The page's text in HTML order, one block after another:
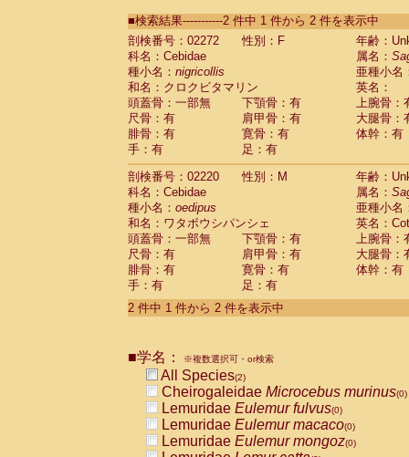
CebidaeSaguinus labiatus(0)
Cebidae Saguinus leucopus (0)
Cebidae
CebidaeSaguinus mystax
CebidaeSaguinus nigricollis (1)
Cebidae Saguinus oedipus
Cebidae Saguinus weddelli
Cebidae Saguinusspp.
Cebidae Aotus trivirgatus
Cebidae Cebus albifrons
Cebidae
Cebidae
CebidaeCebus nigrivittatus
Cebidae Cebusspp.(0)
Cebidae Saimiri boliviensis
Cebidae Saimiri sciureus
Atelidae Alouatta caraya
AtelidaeAlouatta fusca
AtelidaeAlouatta seniculus
AtelidaeAteles belzebuth
AtelidaeAteles geoffroyi
AtelidaeAteles paniscus(0)
AtelidaeAtelesspp. (0)
AtelidaeLagothrix lagothricha
AtelidaeLagothrix lagothricha cana
PitheciidaeCacajao calvus
■検索結果-----------2 件中 1 件から 2 件を表示中
剖検番号：02272
性別：F
年齢：
科名：Cebidae
属名：
種小名： nigricollis
亜種小名
和名：クロクビタマリン
英名：
頭蓋骨：一部無
下顎骨：有
上腕骨：
尺骨：有
肩甲骨：有
大腿骨：
腓骨：有
寛骨：有
体幹：有
手：有
足：有
剖検番号：02220
性別：M
年齢：
科名：Cebidae
属名：
種小名： oedipus
亜種小名
和名：ワタボウシパンシェ
英名：
頭蓋骨：一部無
下顎骨：有
上腕骨：
尺骨：有
肩甲骨：有
大腿骨：
腓骨：有
寛骨：有
体幹：有
手：有
足：有
2 件中 1 件から 2 件を表示中
■学名： ※複数選択可・or検索
All Species(2)
Cheirogaleidae Microcebus murinus(0)
Lemuridae Eulemur fulvus(0)
Lemuridae Eulemur macaco(0)
Lemuridae Eulemur mongoz(0)